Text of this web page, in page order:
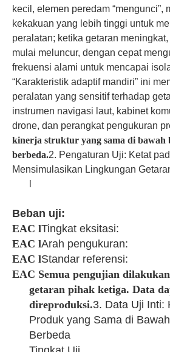
kecil, elemen peredam “mengunci”,
kekakuan yang lebih tinggi untuk
peralatan; ketika getaran
mulai meluncur, dengan cepat
frekuensi alami untuk mencapai
“Karakteristik adaptif mandiri” ini
peralatan yang sensitif terhadap
instrumen navigasi laut, kabinet
drone, dan perangkat pengukuran
kinerja struktur yang sama di bawah
berbeda.2. Pengaturan Uji: Ketat
Mensimulasikan Lingkungan
Beban uji:
EAC lTingkat eksitasi:
EAC lArah pengukuran:
EAC lStandar referensi:
EAC Semua pengujian
getaran pihak ketiga. Data
direproduksi.3. Data Uji Inti:
Produk yang Sama di
Berbeda